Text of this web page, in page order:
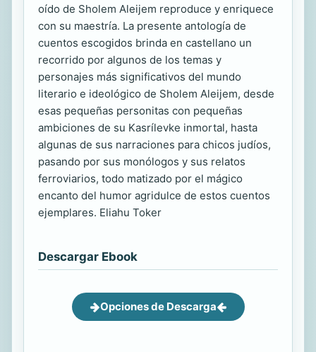
oído de Sholem Aleijem reproduce y enriquece
con su maestría. La presente antología de
cuentos escogidos brinda en castellano un
recorrido por algunos de los temas y
personajes más significativos del mundo
literario e ideológico de Sholem Aleijem, desde
esas pequeñas personitas con pequeñas
ambiciones de su Kasrílevke inmortal, hasta
algunas de sus narraciones para chicos judíos,
pasando por sus monólogos y sus relatos
ferroviarios, todo matizado por el mágico
encanto del humor agridulce de estos cuentos
ejemplares. Eliahu Toker
Descargar Ebook
Opciones de Descarga